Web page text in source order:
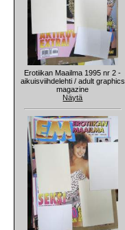
Erotiikan Maailma 1995 nr 2 -
aikuisviihdelehti / adult graphics
magazine
Näytä